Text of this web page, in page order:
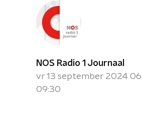
NOS Radio 1 Journaal
vr 13 september 2024
09:30